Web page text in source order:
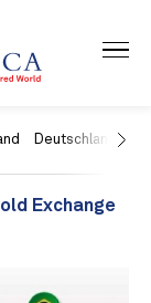
Deutschland
Exchange